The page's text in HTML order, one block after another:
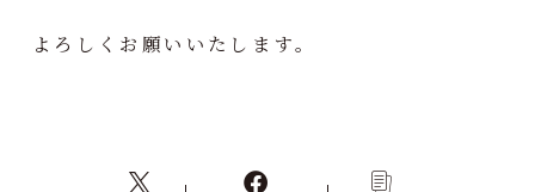
よろしくお願いいたします。